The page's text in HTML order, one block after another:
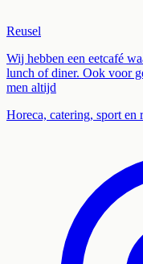
Reusel
Wij hebben een eetcafé
lunch of diner. Ook voor
men altijd
Horeca, catering, sport en